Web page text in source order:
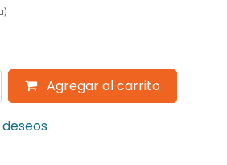
Agregar al carrito